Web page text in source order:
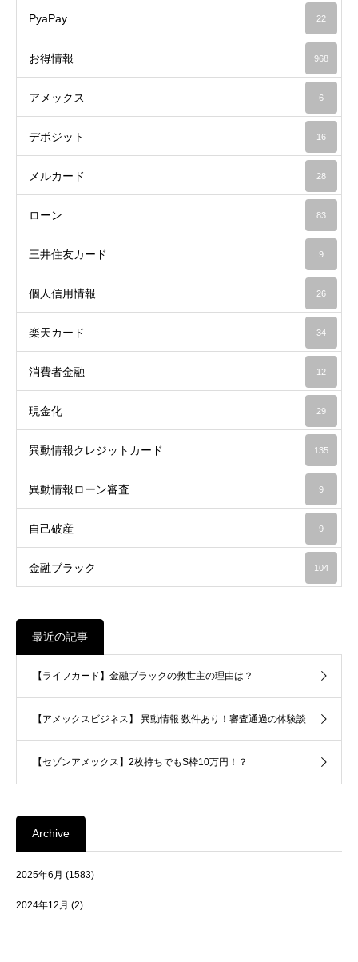
PyaPay 22
お得情報 968
アメックス 6
デポジット 16
メルカード 28
ローン 83
三井住友カード 9
個人信用情報 26
楽天カード 34
消費者金融 12
現金化 29
異動情報クレジットカード 135
異動情報ローン審査 9
自己破産 9
金融ブラック 104
最近の記事
【ライフカード】金融ブラックの救世主の理由は？
【アメックスビジネス】 異動情報 数件あり！審査通過の体験談
【セゾンアメックス】2枚持ちでもS枠10万円！？
Archive
2025年6月 (1583)
2024年12月 (2)